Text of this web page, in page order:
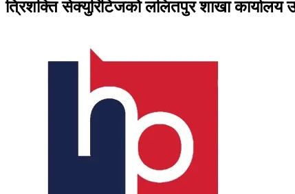
त्रिशक्ति सेक्युरिटिजको ललितपुर शाखा कार्यालय